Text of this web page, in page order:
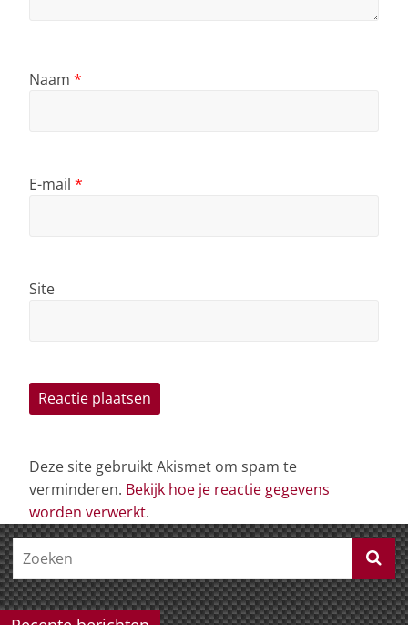
Naam *
E-mail *
Site
Deze site gebruikt Akismet om spam te
verminderen. Bekijk hoe je reactie gegevens
worden verwerkt.